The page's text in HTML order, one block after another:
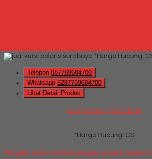
*Harga Hubungi
Telepon 087769684700
Whatsapp 6287769684700
Lihat Detail Produk
Kursi Kantor Polaris B 88
*Harga Hubungi CS
Mungkin Anda tertarik dengan produk terbaru